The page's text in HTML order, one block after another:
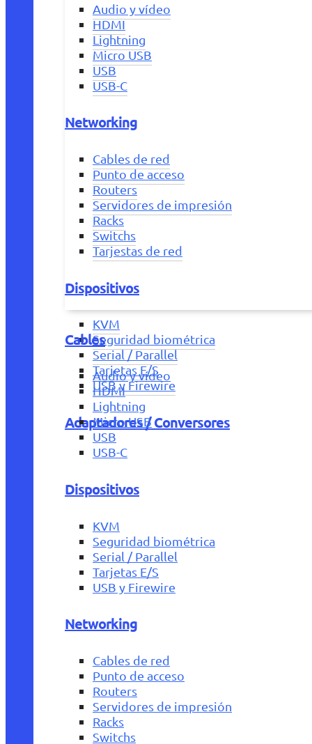
Audio y vídeo
HDMI
Lightning
Micro USB
USB
USB-C
Networking
Cables de red
Punto de acceso
Routers
Servidores de impresión
Racks
Switchs
Tarjestas de red
Dispositivos
KVM
Seguridad biométrica
Serial / Parallel
Tarjetas E/S
USB y Firewire
Adaptadores / Conversores
Cables
Audio y vídeo
HDMI
Lightning
Micro USB
USB
USB-C
Dispositivos
KVM
Seguridad biométrica
Serial / Parallel
Tarjetas E/S
USB y Firewire
Networking
Cables de red
Punto de acceso
Routers
Servidores de impresión
Racks
Switchs